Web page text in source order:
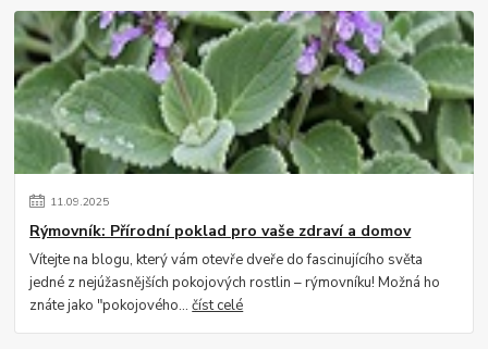
11.09.2025
Rýmovník: Přírodní poklad pro vaše zdraví a domov
Vítejte na blogu, který vám otevře dveře do fascinujícího světa
jedné z nejúžasnějších pokojových rostlin – rýmovníku! Možná ho
znáte jako "pokojového...číst celé